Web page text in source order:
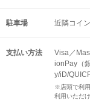
駐車場 近隣コイ
支払い方法
Visa／
ionPay（
y/iD/
※店頭で利
利用いただ